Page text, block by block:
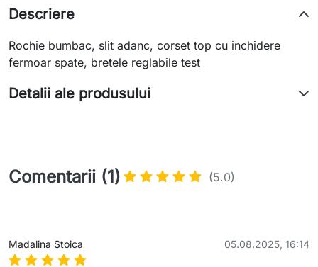
Descriere
Rochie bumbac, slit adanc, corset top cu inchidere
fermoar spate, bretele reglabile test
Detalii ale produsului
Comentarii (1) (5.0)
Madalina Stoica 05.08.2025, 16:14